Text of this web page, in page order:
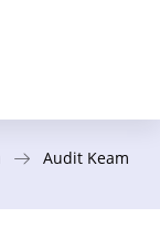
Audit Keam